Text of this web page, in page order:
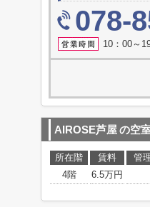
078-
10：00～
AIROSE芦屋の空
所在階 賃料 管
4階
6.5万円